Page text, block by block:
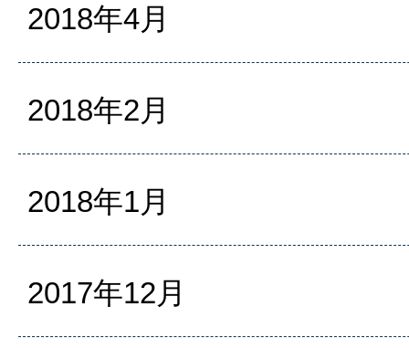
2018年4月
2018年2月
2018年1月
2017年12月